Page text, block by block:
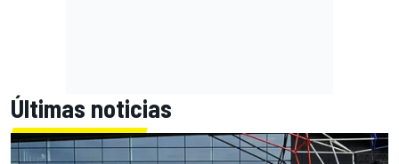
Últimas noticias